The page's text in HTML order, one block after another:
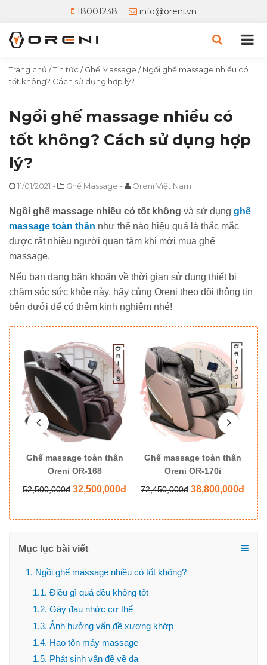
18001238 info@oreni.vn
Trang chủ /Tin tức /Ghế Massage /Ngồi ghế massage nhiều có
tốt không? Cách sử dụng hợp lý?
Ngồi ghế massage nhiều có
tốt không? Cách sử dụng hợp
lý?
11/01/2021 - Ghế Massage - Oreni Việt Nam
Ngồi ghế massage nhiều có tốt không và sử dụng ghế
massage toàn thân như thế nào hiệu quả là thắc mắc
được rất nhiều người quan tâm khi mới mua ghế
massage.
Nếu bạn đang băn khoăn về thời gian sử dụng thiết bị
chăm sóc sức khỏe này, hãy cùng Oreni theo dõi thông tin
bên dưới để có thêm kinh nghiệm nhé!
Ghế massage toàn thân
Oreni OR-168
52,500,000đ 32,500,000đ
Ghế massage toàn thân
Oreni OR-170i
72,450,000đ 38,800,000đ
Mục lục bài viết
1. Ngồi ghế massage nhiều có tốt không?
1.1. Điều gì quá đều không tốt
1.2. Gây đau nhức cơ thể
1.3. Ảnh hưởng vấn đề xương khớp
1.4. Hao tổn máy massage
1.5. Phát sinh vấn đề về da